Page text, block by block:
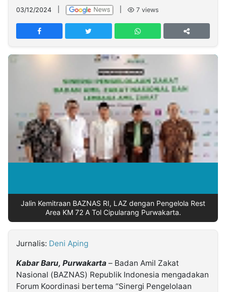
TREETAN
INDONESIA
Partner
Dinamikapost.com
Follow
Kabarbaru
Kabarbaru.co
2026
03/12/2024 7 views
Jalin Kemitraan BAZNAS RI, LAZ dengan Pengelola Rest
Area KM 72 A Tol Cipularang Purwakarta.
Jurnalis: Deni Aping
Kabar Baru, Purwakarta – Badan Amil Zakat
Nasional (BAZNAS) Republik Indonesia mengadakan
Forum Koordinasi bertema “Sinergi Pengelolaan